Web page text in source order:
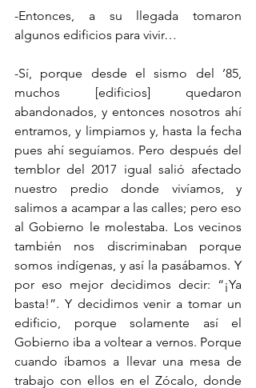
-Entonces, a su llegada tomaron
algunos edificios para vivir…
-Sí, porque desde el sismo del ’85,
muchos [edificios] quedaron
abandonados, y entonces nosotros ahí
entramos, y limpiamos y, hasta la fecha
pues ahí seguíamos. Pero después del
temblor del 2017 igual salió afectado
nuestro predio donde vivíamos, y
salimos a acampar a las calles; pero eso
al Gobierno le molestaba. Los vecinos
también nos discriminaban porque
somos indígenas, y así la pasábamos. Y
por eso mejor decidimos decir: “¡Ya
basta!”. Y decidimos venir a tomar un
edificio, porque solamente así el
Gobierno iba a voltear a vernos. Porque
cuando íbamos a llevar una mesa de
trabajo con ellos en el Zócalo, donde